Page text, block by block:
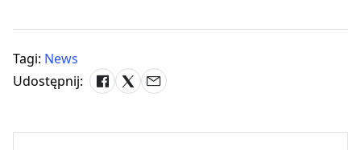
Tagi: News
Udostępnij: